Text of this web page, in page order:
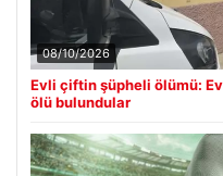
08/10/2026
Evli çiftin şüpheli ölümü:
ölü bulundular